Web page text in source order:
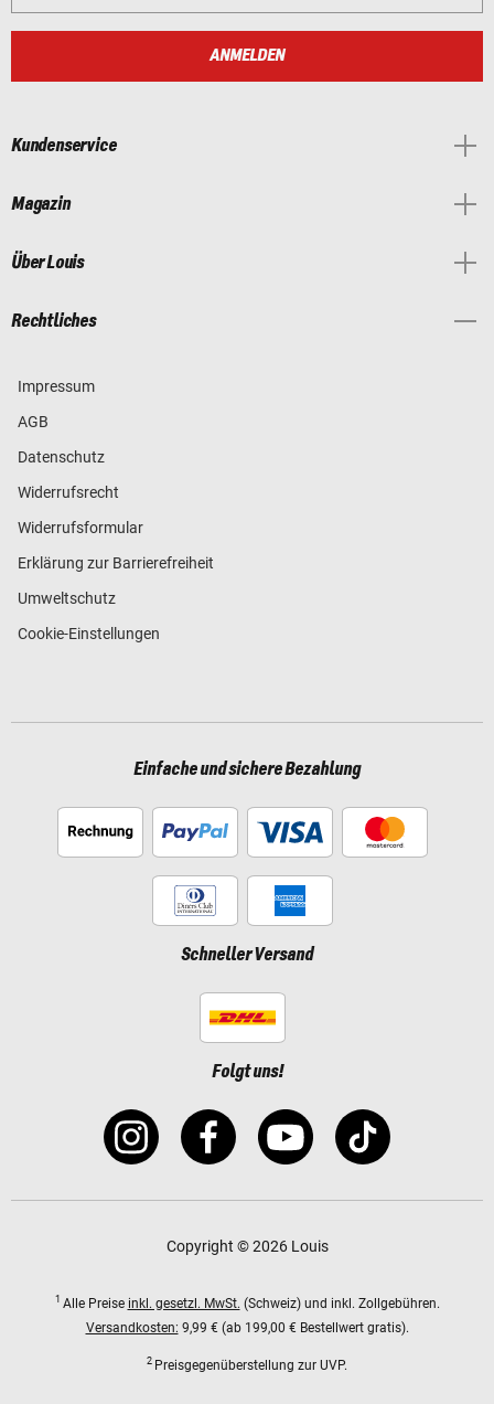
ANMELDEN
Kundenservice
Magazin
Über Louis
Rechtliches
Impressum
AGB
Datenschutz
Widerrufsrecht
Widerrufsformular
Erklärung zur Barrierefreiheit
Umweltschutz
Cookie-Einstellungen
Einfache und sichere Bezahlung
Schneller Versand
Folgt uns!
Copyright © 2026 Louis
1 Alle Preise inkl. gesetzl. MwSt. (Schweiz) und inkl. Zollgebühren.
Versandkosten: 9,99 € (ab 199,00 € Bestellwert gratis).
2 Preisgegenüberstellung zur UVP.